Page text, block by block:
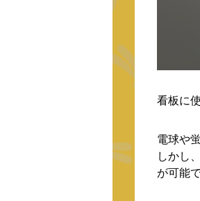
看板に
電球や
しかし
が可能で